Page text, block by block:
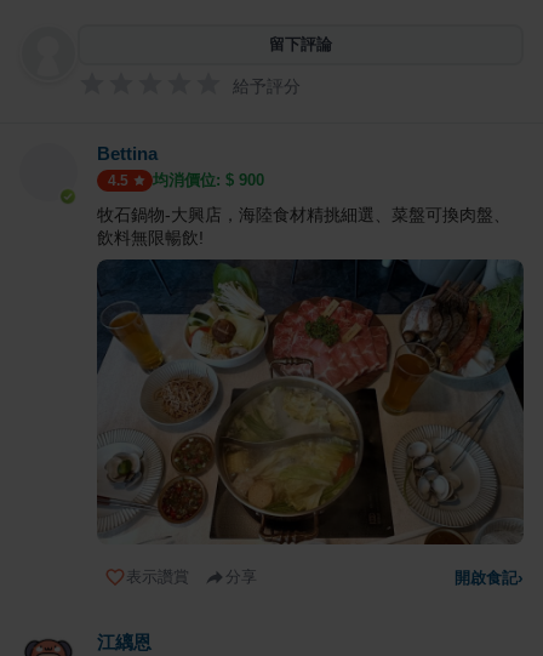
留下評論
給予評分
Bettina
4.5 均消價位: $ 900
牧石鍋物-大興店，海陸食材精挑細選、菜盤可換肉盤、
飲料無限暢飲!
表示讚賞 分享 開啟食記›
江縭恩